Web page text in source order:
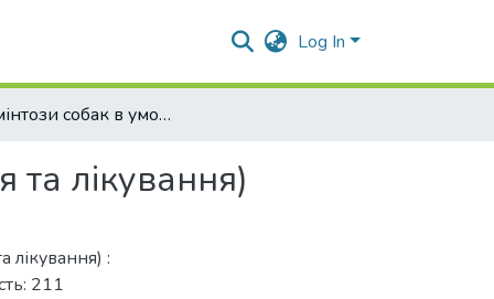
Log In
Гельмінтози собак в умовах м. Полтави (поширення та лікування)
лікування)
лікування) :
211